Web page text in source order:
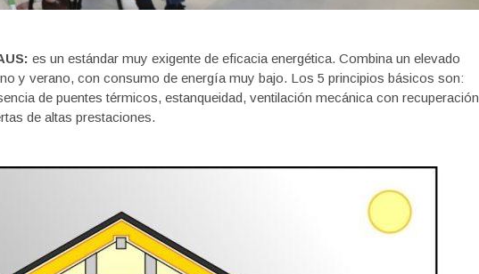
es un estándar muy exigente de eficacia energética. Combina un elevado
y verano, con consumo de energía muy bajo. Los 5 principios básicos son:
de puentes térmicos, estanqueidad, ventilación mecánica con recuperación
de altas prestaciones.